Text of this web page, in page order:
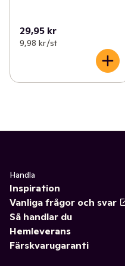
29,95 kr
9,98 kr /st
Handla
Inspiration
Vanliga frågor och svar
Så handlar du
Hemleverans
Färskvarugaranti